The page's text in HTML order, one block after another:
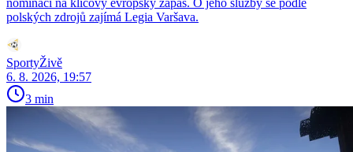
nominaci na klíčový evropský zápas. O jeho služby se podle
polských zdrojů zajímá Legia Varšava.
SportyŽivě
6. 8. 2026, 19:57
3 min